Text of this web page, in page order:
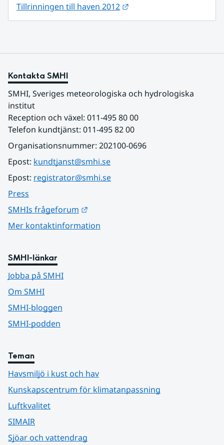
Tillrinningen till haven 2012
Kontakta SMHI
SMHI, Sveriges meteorologiska och hydrologiska
institut
Reception och växel: 011-495 80 00
Telefon kundtjänst: 011-495 82 00
Organisationsnummer: 202100-0696
Epost: kundtjanst@smhi.se
Epost: registrator@smhi.se
Press
SMHIs frågeforum
Mer kontaktinformation
SMHI-länkar
Jobba på SMHI
Om SMHI
SMHI-bloggen
SMHI-podden
Teman
Havsmiljö i kust och hav
Kunskapscentrum för klimatanpassning
Luftkvalitet
SIMAIR
Sjöar och vattendrag